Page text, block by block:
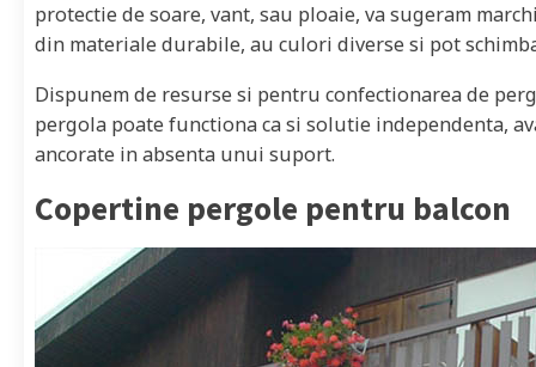
protectie de soare, vant, sau ploaie, va sugeram
din materiale durabile, au culori diverse si pot
Dispunem de resurse si pentru confectionarea de
pergola poate functiona ca si solutie independenta,
ancorate in absenta unui suport.
Copertine pergole pentru balcon